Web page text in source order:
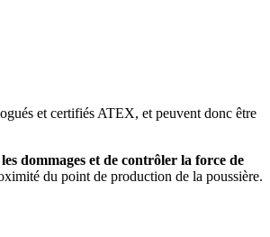
et certifiés ATEX, et peuvent donc être
dommages et de contrôler la force de
du point de production de la poussière.